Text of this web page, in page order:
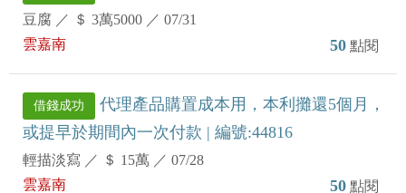
豆腐 ／ ＄ 3萬5000 ／ 07/31
雲嘉南
50 點閱
借錢成功
代理產品購置成本用，本利攤還5個月，
或提早於期間內一次付款 | 編號:44816
輕描淡寫 ／ ＄ 15萬 ／ 07/28
雲嘉南
50 點閱